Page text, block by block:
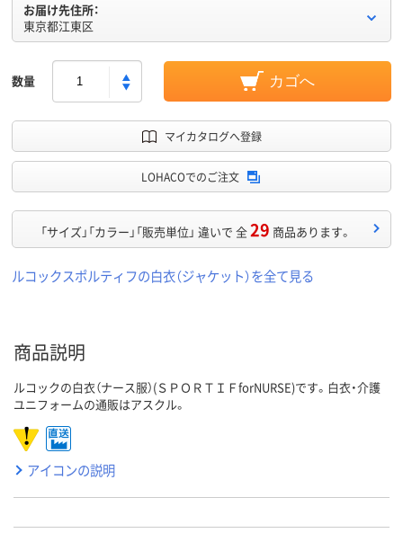
お届け先住所：
東京都江東区
数量 カゴへ
マイカタログへ登録
LOHACOでのご注文
「サイズ」「カラー」「販売単位」 違いで 全29 商品あります。
ルコックスポルティフの白衣（ジャケット）を全て見る
商品説明
ルコックの白衣（ナース服）(ＳＰＯＲＴＩＦforNURSE)です。白衣・介護
ユニフォームの通販はアスクル。
アイコンの説明